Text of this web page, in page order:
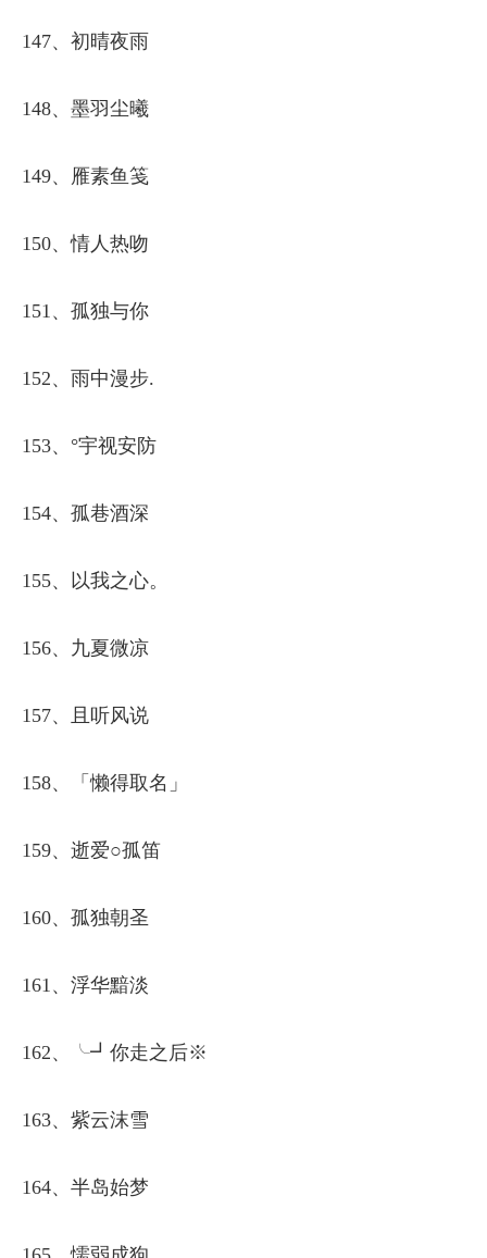
147、初晴夜雨
148、墨羽尘曦
149、雁素鱼笺
150、情人热吻
151、孤独与你
152、雨中漫步.
153、°宇视安防
154、孤巷酒深
155、以我之心。
156、九夏微凉
157、且听风说
158、「懒得取名」
159、逝爱○孤笛
160、孤独朝圣
161、浮华黯淡
162、╰┛你走之后※
163、紫云沫雪
164、半岛始梦